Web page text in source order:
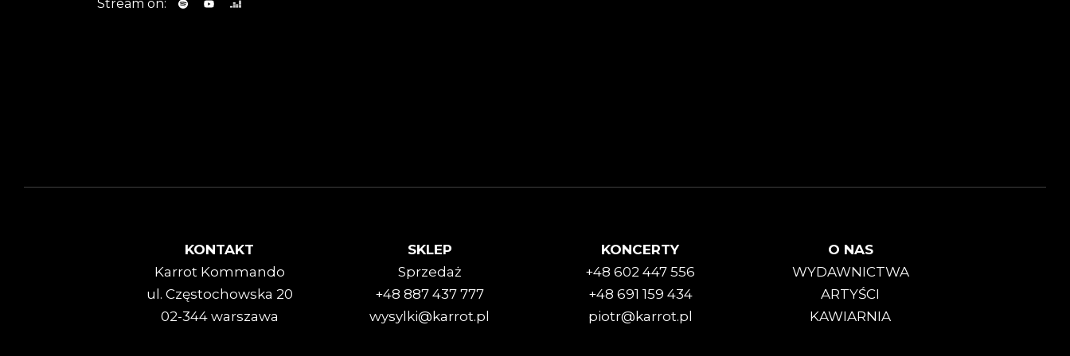
Stream on:
KONTAKT
Karrot Kommando
ul. Częstochowska 20
02-344 warszawa
SKLEP
Sprzedaż
+48 887 437 777
wysylki@karrot.pl
KONCERTY
+48 602 447 556
+48 691 159 434
piotr@karrot.pl
O NAS
WYDAWNICTWA
ARTYŚCI
KAWIARNIA